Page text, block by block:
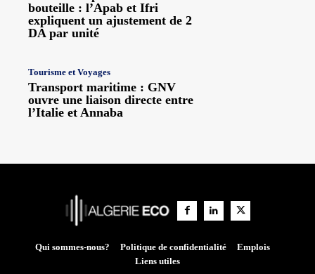
bouteille : l’Apab et Ifri
expliquent un ajustement de 2
DA par unité
Tourisme et Voyages
Transport maritime : GNV
ouvre une liaison directe entre
l’Italie et Annaba
Qui sommes-nous? Politique de confidentialité
Emplois
Liens utiles